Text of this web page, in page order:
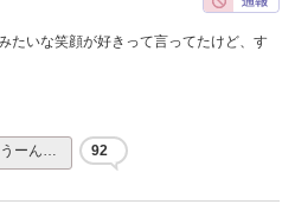
たいな笑顔が好きって言ってたけど、す
うーん… 92